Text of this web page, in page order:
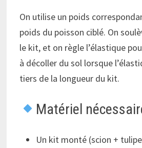
On utilise un poids
poids du poisson ciblé. On
le kit, et on règle l’élastique
à décoller du sol lorsque
tiers de la longueur du kit.
Matériel
Un kit monté (scion +